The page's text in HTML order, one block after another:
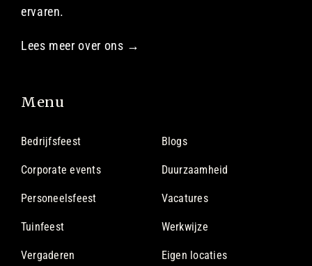
ervaren.
Lees meer over ons →
Menu
Bedrijfsfeest
Corporate events
Personeelsfeest
Tuinfeest
Vergaderen
Blogs
Duurzaamheid
Vacatures
Werkwijze
Eigen locaties